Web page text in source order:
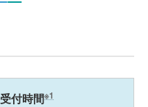
受付時間※1